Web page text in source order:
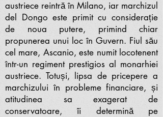
austriece reintră în Milano, iar marchizul
del Dongo este primit cu considerație
de noua putere, primind chiar
propunerea unui loc în Guvern. Fiul său
cel mare, Ascanio, este numit locotenent
într-un regiment prestigios al monarhiei
austriece. Totuși, lipsa de pricepere a
marchizului în probleme financiare, și
atitudinea sa exagerat de
conservatoare, îi determină pe